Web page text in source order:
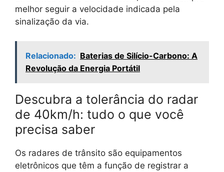
melhor seguir a velocidade indicada pela
sinalização da via.
Relacionado: Baterias de Silício-Carbono: A
Revolução da Energia Portátil
Descubra a tolerância do radar
de 40km/h: tudo o que você
precisa saber
Os radares de trânsito são equipamentos
eletrônicos que têm a função de registrar a